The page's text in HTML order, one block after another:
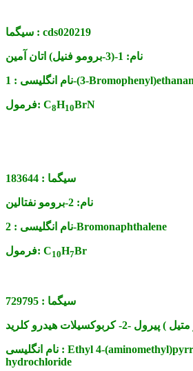
سیگما : cds020219
نام: 1-(3-برومو فنیل) اتان آمین
نام انگلیسی : 1-(3-
فرمول: C8H10BrN
سیگما : 183644
نام: 2-برومو نفتالین
نام انگلیسی :2-Bromonaphthalene
فرمول: C10H7Br
سیگما : 729795
نام انگلیسی : Ethyl 4-
hydrochloride